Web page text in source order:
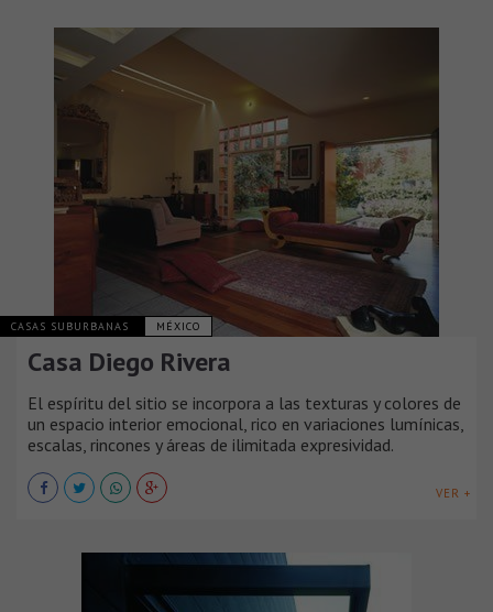
CASAS SUBURBANAS MÉXICO
Casa Diego Rivera
El espíritu del sitio se incorpora a las texturas y colores de
un espacio interior emocional, rico en variaciones lumínicas,
escalas, rincones y áreas de ilimitada expresividad.
VER +